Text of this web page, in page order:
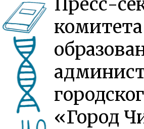
комитета
«Город